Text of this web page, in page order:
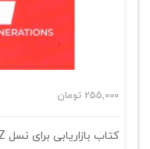
255,000 تومان
کتاب بازاریابی برای نسل Z